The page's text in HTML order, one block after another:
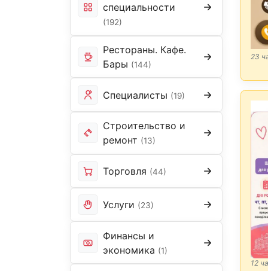
специальности
(192)
Рестораны. Кафе.
Бары (144)
Специалисты (19)
Строительство и
ремонт (13)
Торговля (44)
Услуги (23)
Финансы и
экономика (1)
23
12